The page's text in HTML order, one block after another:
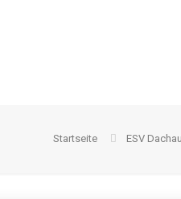
Startseite ESV